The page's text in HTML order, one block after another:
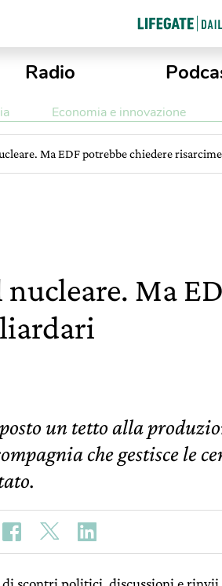
Radio
Economia e innovazione
Ma EDF potrebbe chiedere
Ma
un tetto alla
che gestisce le